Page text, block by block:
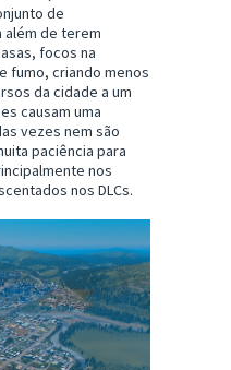
de
além de terem
focos na
fumo, criando menos
da cidade a um
causam uma
vezes nem são
paciência para
nos
nos DLCs.